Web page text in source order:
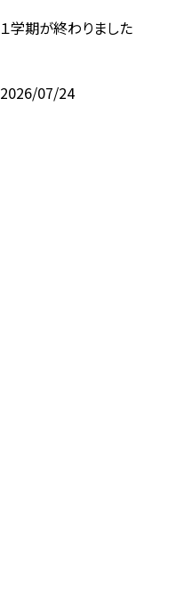
１学期が終わりました
2026/07/24